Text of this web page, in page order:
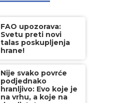
FAO upozorava:
Svetu preti novi
talas poskupljenja
hrane!
Nije svako povrće
podjednako
hranljivo: Evo koje je
na vrhu, a koje na